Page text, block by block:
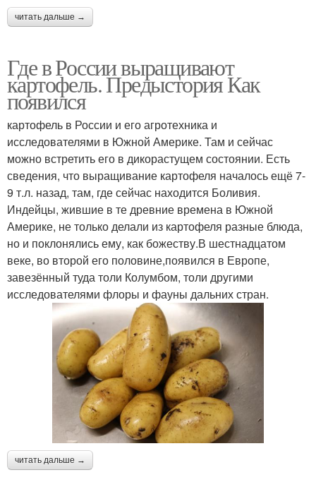
читать дальше →
Где в России выращивают
картофель. Предыстория Как
появился
картофель в России и его агротехника и
исследователями в Южной Америке. Там и сейчас
можно встретить его в дикорастущем состоянии. Есть
сведения, что выращивание картофеля началось ещё 7-
9 т.л. назад, там, где сейчас находится Боливия.
Индейцы, жившие в те древние времена в Южной
Америке, не только делали из картофеля разные блюда,
но и поклонялись ему, как божеству.В шестнадцатом
веке, во второй его половине,появился в Европе,
завезённый туда толи Колумбом, толи другими
исследователями флоры и фауны дальних стран.
читать дальше →